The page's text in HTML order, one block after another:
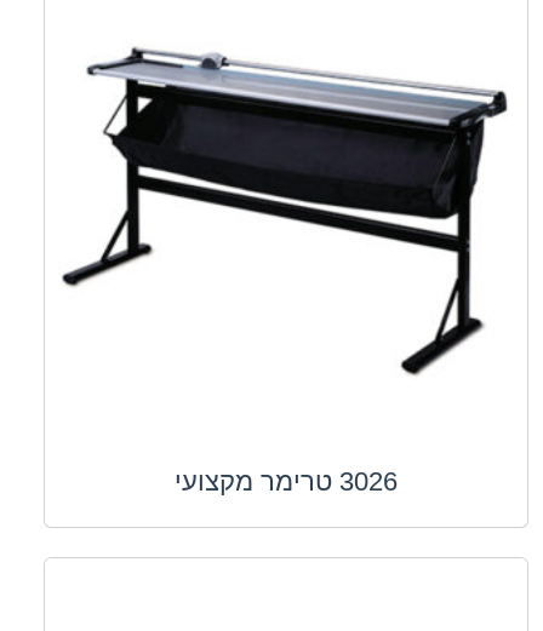
3026 טרימר מקצועי